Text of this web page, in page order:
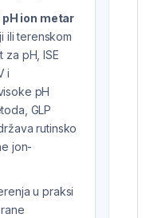
pH ion metar
ili terenskom
za pH, ISE
i
pH
GLP
rutinsko
jon-
u praksi